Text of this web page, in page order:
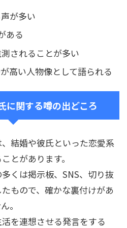
が多い
ある
されることが多い
高い人物像として語られる
に関する噂の出どころ
結婚や彼氏といった恋愛系
とがあります。
くは掲示板、SNS、切り抜
もので、確かな裏付けがあ
。
を連想させる発言をする